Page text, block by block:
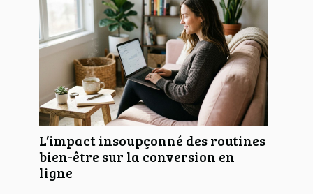
L’impact insoupçonné des routines
bien-être sur la conversion en
ligne